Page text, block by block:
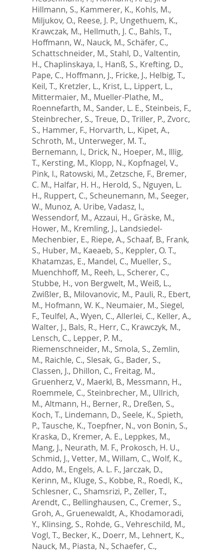
Hillmann, S., Kammerer, K., Kohls, M.,
Miljukov, O., Reese, J. P., Ungethuem, K.,
Krawczak, M., Hellmuth, J. C., Bahls, T.,
Hoffmann, W., Nauck, M., Schäfer, C.,
Schattschneider, M., Stahl, D., Valtentin,
H., Chaplinskaya, I., Hanß, S., Krefting, D.,
Pape, C., Hoffmann, J., Fricke, J., Helbig, T.,
Keil, T., Kretzler, L., Krist, L., Lippert, L.,
Mittermaier, M., Mueller-Plathe, M.,
Roennefarth, M., Sander, L. E., Steinbeis, F.,
Steinbrecher, S., Treue, D., Triller, P., Zvorc,
S., Hammer, F., Horvarth, L., Kipet, A.,
Schroth, M., Unterweger, M. T.,
Bernemann, I., Drick, N., Hoeper, M., Illig,
T., Kersting, M., Klopp, N., Kopfnagel, V.,
Pink, I., Ratowski, M., Zetzsche, F., Bremer,
C. M., Halfar, H. H., Herold, S., Nguyen, L.
H., Ruppert, C., Scheunemann, M., Seeger,
W., Munoz, A. Uribe, Vadasz, I.,
Wessendorf, M., Azzaui, H., Gräske, M.,
Hower, M., Kremling, J., Landsiedel-
Mechenbier, E., Riepe, A., Schaaf, B., Frank,
S., Huber, M., Kaeaeb, S., Keppler, O. T.,
Khatamzas, E., Mandel, C., Mueller, S.,
Muenchhoff, M., Reeh, L., Scherer, C.,
Stubbe, H., von Bergwelt, M., Weiß, L.,
Zwißler, B., Milovanovic, M., Pauli, R., Ebert,
M., Hofmann, W. K., Neumaier, M., Siegel,
F., Teulfel, A., Wyen, C., Allerlei, C., Keller, A.,
Walter, J., Bals, R., Herr, C., Krawczyk, M.,
Lensch, C., Lepper, P. M.,
Riemenschneider, M., Smola, S., Zemlin,
M., Raichle, C., Slesak, G., Bader, S.,
Classen, J., Dhillon, C., Freitag, M.,
Gruenherz, V., Maerkl, B., Messmann, H.,
Roemmele, C., Steinbrecher, M., Ullrich,
M., Altmann, H., Berner, R., Dreßen, S.,
Koch, T., Lindemann, D., Seele, K., Spieth,
P., Tausche, K., Toepfner, N., von Bonin, S.,
Kraska, D., Kremer, A. E., Leppkes, M.,
Mang, J., Neurath, M. F., Prokosch, H. U.,
Schmid, J., Vetter, M., Willam, C., Wolf, K.,
Addo, M., Engels, A. L. F., Jarczak, D.,
Kerinn, M., Kluge, S., Kobbe, R., Roedl, K.,
Schlesner, C., Shamsrizi, P., Zeller, T.,
Arendt, C., Bellinghausen, C., Cremer, S.,
Groh, A., Gruenewaldt, A., Khodamoradi,
Y., Klinsing, S., Rohde, G., Vehreschild, M.,
Vogl, T., Becker, K., Doerr, M., Lehnert, K.,
Nauck, M., Piasta, N., Schaefer, C.,